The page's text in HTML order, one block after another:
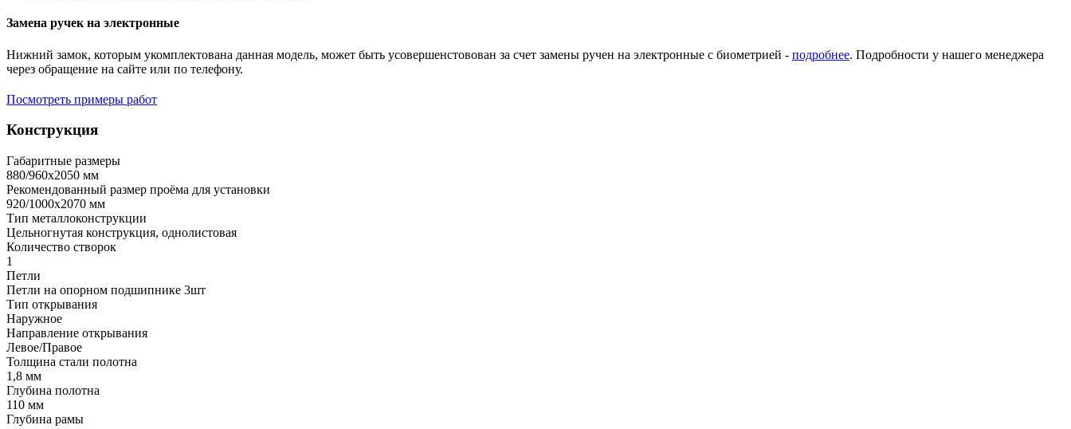
Замена ручек на электронные
Нижний замок, которым укомплектована данная модель, может быть усовершенстовован за счет замены ручен на электронные с биометрией - подробнее. Подробности у нашего менеджера
через обращение на сайте или по телефону.
Посмотреть примеры работ
Конструкция
Габаритные размеры
880/960х2050 мм
Рекомендованный размер проёма для установки
920/1000х2070 мм
Тип металлоконструкции
Цельногнутая конструкция, однолистовая
Количество створок
1
Петли
Петли на опорном подшипнике 3шт
Тип открывания
Наружное
Направление открывания
Левое/Правое
Толщина стали полотна
1,8 мм
Глубина полотна
110 мм
Глубина рамы